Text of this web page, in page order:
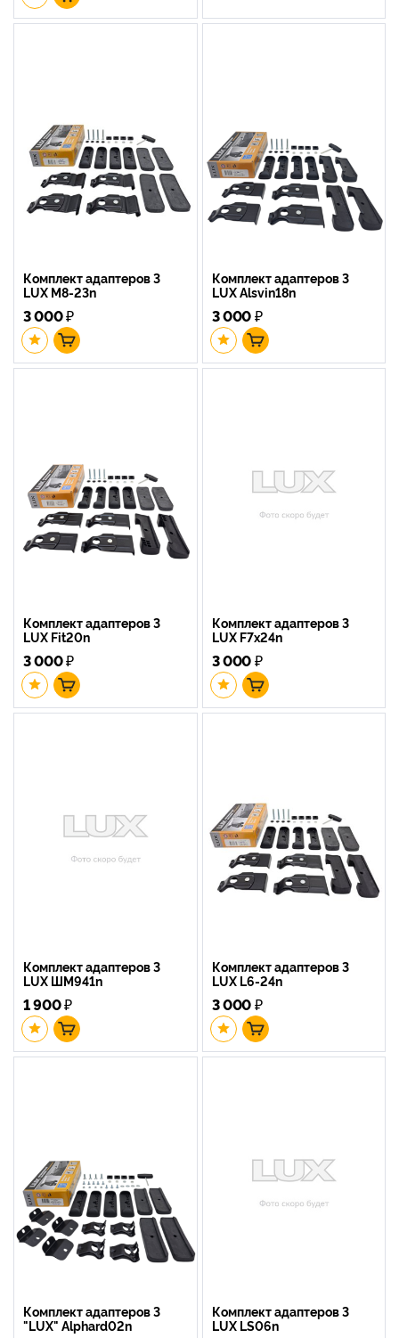
Комплект адаптеров 3
LUX M8-23n
3 000₽
Комплект адаптеров 3
LUX Alsvin18n
3 000₽
Комплект адаптеров 3
LUX Fit20n
3 000₽
Комплект адаптеров 3
LUX F7x24n
3 000₽
Комплект адаптеров 3
LUX ШМ941n
1 900₽
Комплект адаптеров 3
LUX L6-24n
3 000₽
Комплект адаптеров 3
"LUX" Alphard02n
Комплект адаптеров 3
LUX LS06n